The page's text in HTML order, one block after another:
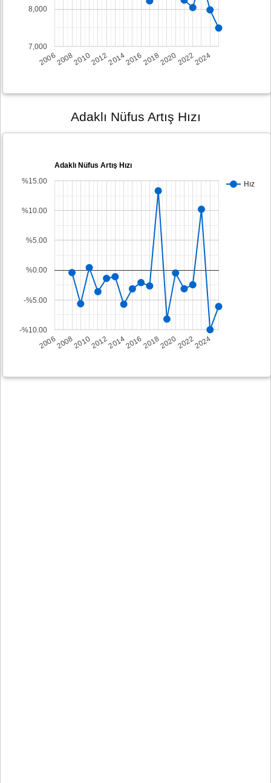
2006200820102012201420162018202020222024
7,000
8,000
Adaklı Nüfus Artış Hızı
Adaklı Nüfus Artış Hızı
Hız
2006200820102012201420162018202020222024
-%10.00
-%5.00
%0.00
%5.00
%10.00
%15.00